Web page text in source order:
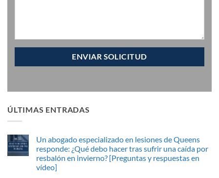
ÚLTIMAS ENTRADAS
Un abogado especializado en lesiones de Queens
responde: ¿Qué debo hacer tras sufrir una caída por
resbalón en invierno? [Preguntas y respuestas en
vídeo]